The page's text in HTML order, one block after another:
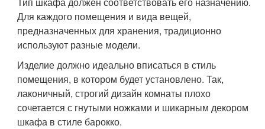
Для каждого помещения и вида вещей,
предназначенных для хранения, традиционно
используют разные модели.
Изделие должно идеально вписаться в стиль
помещения, в котором будет установлено. Так,
лаконичный, строгий дизайн комнаты плохо
сочетается с гнутыми ножками и шикарным декором
шкафа в стиле барокко.